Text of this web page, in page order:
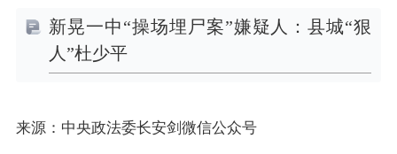
新晃一中“操场埋尸案”嫌疑人：县城“狠
人”杜少平
来源：中央政法委长安剑微信公众号